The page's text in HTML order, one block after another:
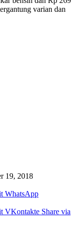
varian dan
19, 2018
WhatsApp
VKontakte Share via